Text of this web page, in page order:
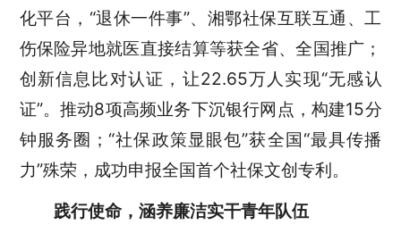
化平台，“退休一件事”、湘鄂社保互联互通、工
伤保险异地就医直接结算等获全省、全国推广；
创新信息比对认证，让22.65万人实现“无感认
证”。推动8项高频业务下沉银行网点，构建15分
钟服务圈；“社保政策显眼包”获全国“最具传播
力”殊荣，成功申报全国首个社保文创专利。
践行使命，涵养廉洁实干青年队伍